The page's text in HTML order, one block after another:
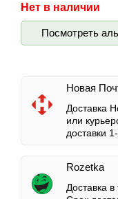
Нет в наличии
Посмотреть
Новая
Доставка
или
доставки
Rozetka
Доставка